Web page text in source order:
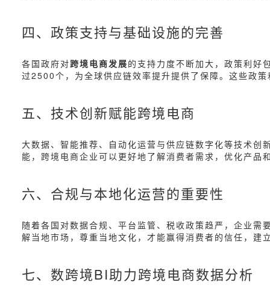
四、政策支持与基础设施的完善
各国政府对跨境电商发展的支持力度不断加大，政策利好
过2500个，为全球供应链效率提升提供了保障。这些政
五、技术创新赋能跨境电商
大数据、智能推荐、自动化运营与供应链数字化等技术
能，跨境电商企业可以更好地了解消费者需求，优化产
六、合规与本地化运营的重要性
随着各国对数据合规、平台监管、税收政策趋严，企业
解当地市场，尊重当地文化，才能赢得消费者的信任，建
七、数跨境BI助力跨境电商数据分析